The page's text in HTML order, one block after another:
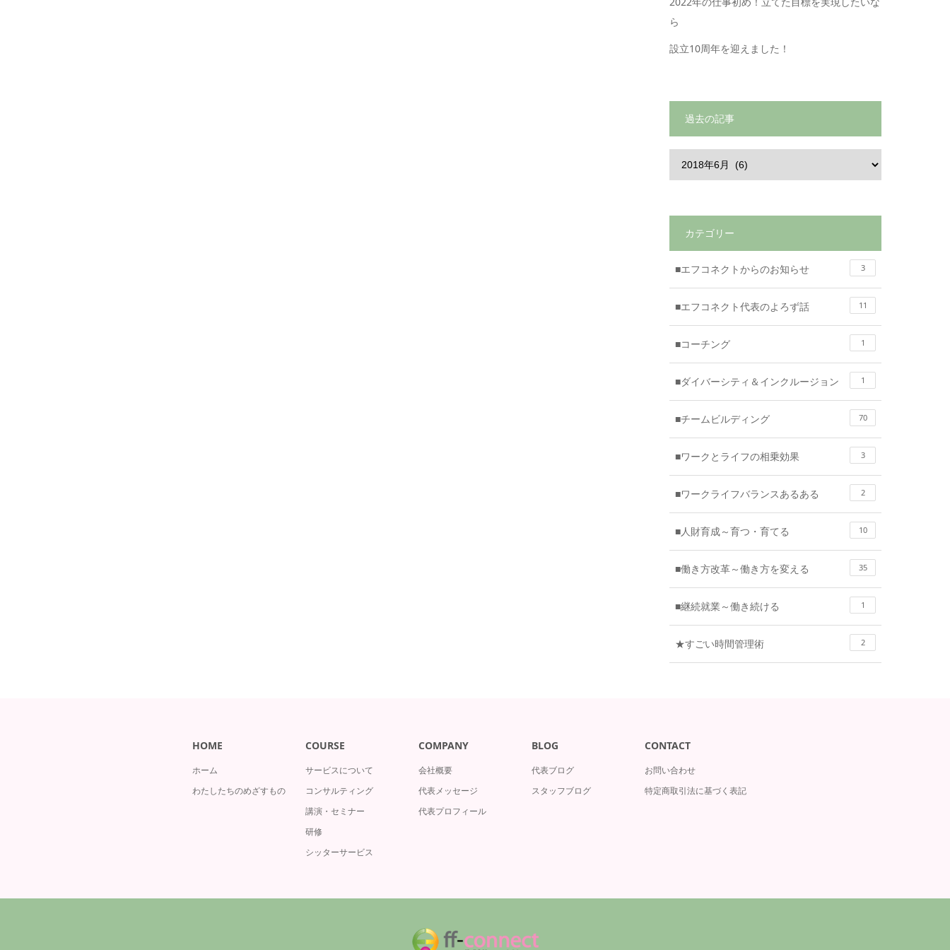
ら
設立10周年を迎えました！
過去の記事
カテゴリー
■エフコネクトからのお知らせ 3
■エフコネクト代表のよろず話 11
■コーチング 1
■ダイバーシティ＆インクルージョン 1
■チームビルディング 70
■ワークとライフの相乗効果 3
■ワークライフバランスあるある 2
■人財育成～育つ・育てる 10
■働き方改革～働き方を変える 35
■継続就業～働き続ける 1
★すごい時間管理術 2
HOME
ホーム
わたしたちのめざすもの
COURSE
サービスについて
コンサルティング
講演・セミナー
研修
シッターサービス
COMPANY
会社概要
代表メッセージ
代表プロフィール
BLOG
代表ブログ
スタッフブログ
CONTACT
お問い合わせ
特定商取引法に基づく表記